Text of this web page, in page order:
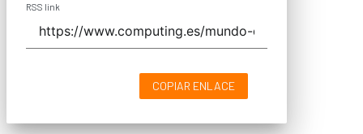
RSS link
COPIAR ENLACE